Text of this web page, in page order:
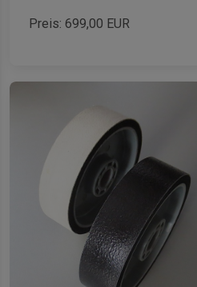
Preis: 699,00 EUR